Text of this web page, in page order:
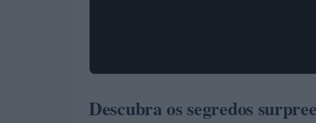
Descubra os segredos